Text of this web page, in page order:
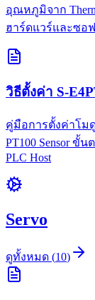
อุณหภูมิจาก
ฮาร์ดแวร์และซอฟ
วิธีตั้งค่า S-
คู่มือการตั้งค่าโม
PT100 Sensor ขั้
PLC Host
Servo
ดูทั้งหมด (10)